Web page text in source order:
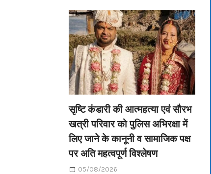
सृष्टि कंडारी की आत्महत्या एवं सौरभ
खत्री परिवार को पुलिस अभिरक्षा में
लिए जाने के कानूनी व सामाजिक पक्ष
पर अति महत्वपूर्ण विश्लेषण
05/08/2026